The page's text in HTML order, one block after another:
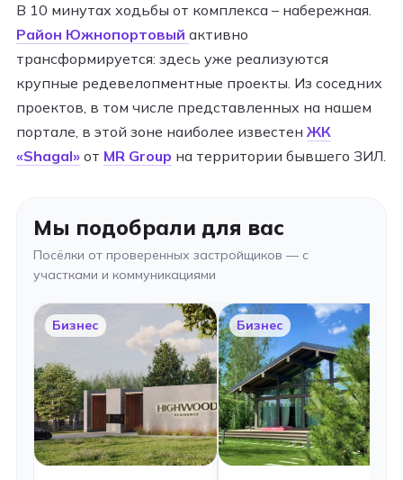
В 10 минутах ходьбы от комплекса – набережная.
Район Южнопортовый активно
трансформируется: здесь уже реализуются
крупные редевелопментные проекты. Из соседних
проектов, в том числе представленных на нашем
портале, в этой зоне наиболее известен ЖК
«Shagal» от MR Group на территории бывшего ЗИЛ.
Мы подобрали для вас
Посёлки от проверенных застройщиков — с
участками и коммуникациями
Бизнес Бизнес